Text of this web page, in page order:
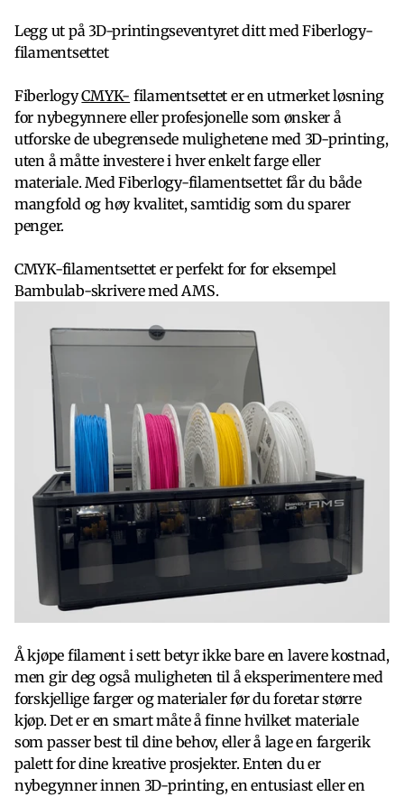
Legg ut på 3D-printingseventyret ditt med Fiberlogy-
filamentsettet
FiberlogyCMYK- filamentsettet er en utmerket løsning
for nybegynnere eller profesjonelle som ønsker å
utforske de ubegrensede mulighetene med 3D-printing,
uten å måtte investere i hver enkelt farge eller
materiale. Med Fiberlogy-filamentsettet får du både
mangfold og høy kvalitet, samtidig som du sparer
penger.
CMYK-filamentsettet er perfekt for for eksempel
Bambulab-skrivere med AMS.
Å kjøpe filament i sett betyr ikke bare en lavere kostnad,
men gir deg også muligheten til å eksperimentere med
forskjellige farger og materialer før du foretar større
kjøp. Det er en smart måte å finne hvilket materiale
som passer best til dine behov, eller å lage en fargerik
palett for dine kreative prosjekter. Enten du er
nybegynner innen 3D-printing, en entusiast eller en